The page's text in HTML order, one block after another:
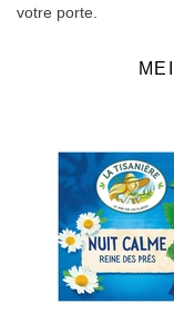
votre porte.